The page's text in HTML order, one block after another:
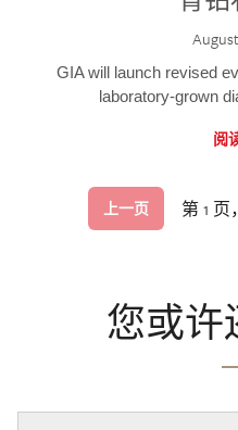
GIA will launch revised
laboratory-grown
阅
上一页 第 1 页
您或许